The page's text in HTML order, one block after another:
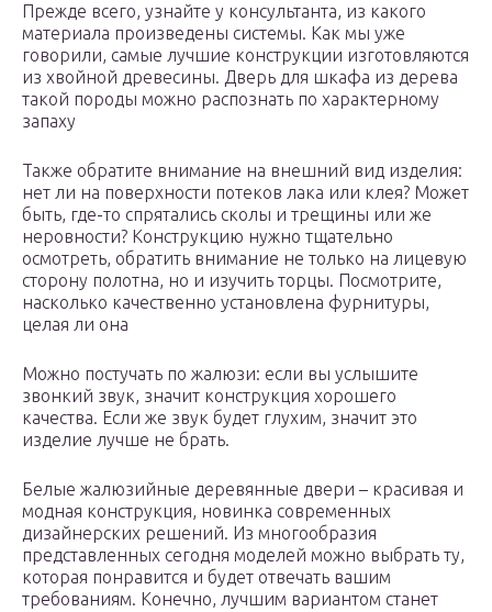
Прежде всего, узнайте у консультанта, из какого
материала произведены системы. Как мы уже
говорили, самые лучшие конструкции изготовляются
из хвойной древесины. Дверь для шкафа из дерева
такой породы можно распознать по характерному
запаху
Также обратите внимание на внешний вид изделия:
нет ли на поверхности потеков лака или клея? Может
быть, где-то спрятались сколы и трещины или же
неровности? Конструкцию нужно тщательно
осмотреть, обратить внимание не только на лицевую
сторону полотна, но и изучить торцы. Посмотрите,
насколько качественно установлена фурнитуры,
целая ли она
Можно постучать по жалюзи: если вы услышите
звонкий звук, значит конструкция хорошего
качества. Если же звук будет глухим, значит это
изделие лучше не брать.
Белые жалюзийные деревянные двери – красивая и
модная конструкция, новинка современных
дизайнерских решений. Из многообразия
представленных сегодня моделей можно выбрать ту,
которая понравится и будет отвечать вашим
требованиям. Конечно, лучшим вариантом станет